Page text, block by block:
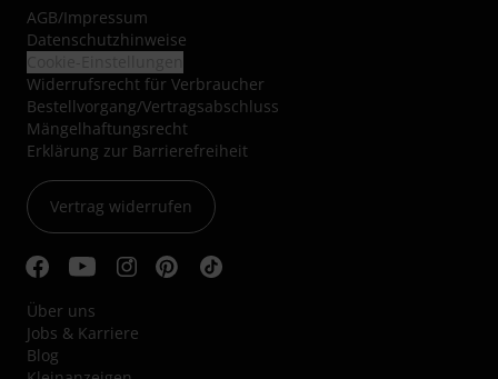
AGB/Impressum
Datenschutzhinweise
Widerrufsrecht für Verbraucher
Bestellvorgang/Vertragsabschluss
Mängelhaftungsrecht
Erklärung zur Barrierefreiheit
Vertrag widerrufen
Über uns
Jobs & Karriere
Blog